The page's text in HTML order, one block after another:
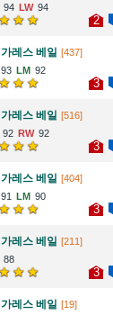
94
94
2
가레스 베일 [437]
93
92
3
가레스 베일 [516]
92
92
3
가레스 베일 [404]
91
90
3
가레스 베일 [211]
88
3
가레스 베일 [19]